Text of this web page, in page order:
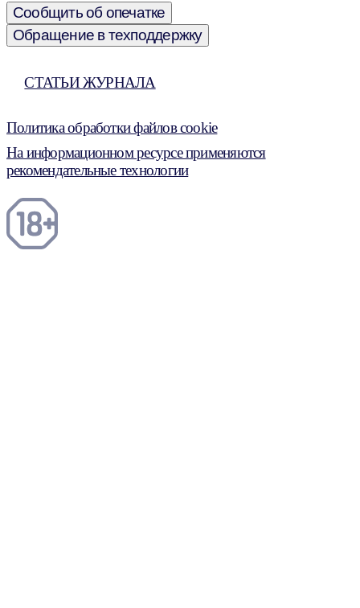
Сообщить об опечатке
Обращение в техподдержку
СТАТЬИ ЖУРНАЛА
Политика обработки файлов cookie
На информационном ресурсе применяются
рекомендательные технологии